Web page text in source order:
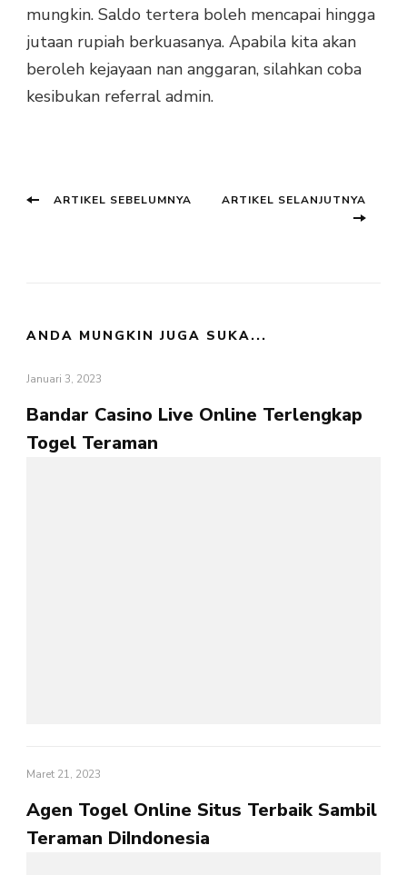
mungkin. Saldo tertera boleh mencapai hingga
jutaan rupiah berkuasanya. Apabila kita akan
beroleh kejayaan nan anggaran, silahkan coba
kesibukan referral admin.
Navigasi
ARTIKEL SEBELUMNYA ArtikelARTIKEL SELANJUTNYA
ANDA MUNGKIN JUGA SUKA...
Januari 3, 2023
Bandar Casino Live Online Terlengkap
Togel Teraman
Maret 21, 2023
Agen Togel Online Situs Terbaik Sambil
Teraman DiIndonesia